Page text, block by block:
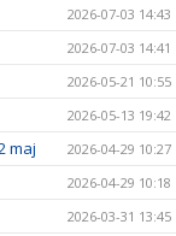
2026-07-03 14:43
2026-07-03 14:41
2026-05-21 10:55
2026-05-13 19:42
maj 2026-04-29 10:27
2026-04-29 10:18
2026-03-31 13:45